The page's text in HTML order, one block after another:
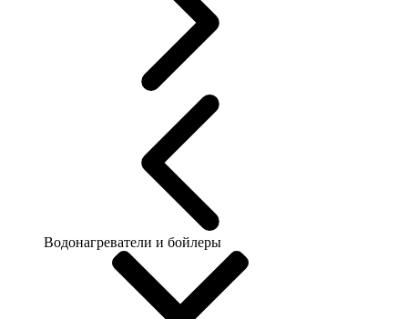
Водонагреватели и бойлеры